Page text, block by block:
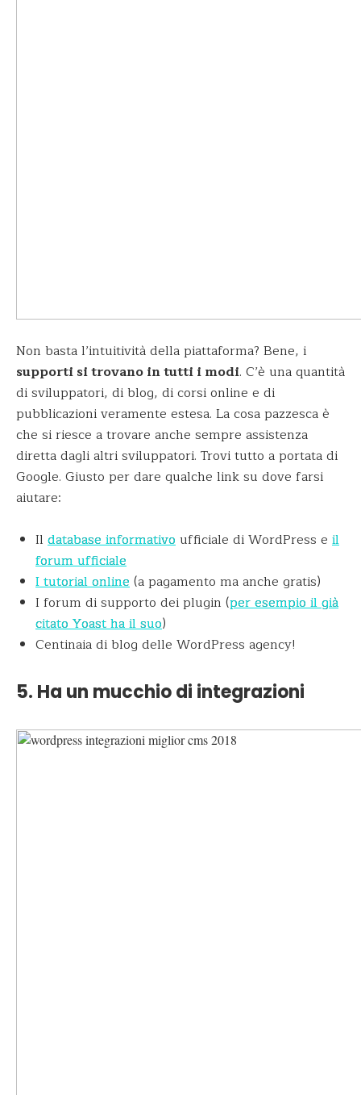
Non basta l’intuitività della piattaforma? Bene, i
supporti si trovano in tutti i modi. C’è una quantità
di sviluppatori, di blog, di corsi online e di
pubblicazioni veramente estesa. La cosa pazzesca è
che si riesce a trovare anche sempre assistenza
diretta dagli altri sviluppatori. Trovi tutto a portata di
Google. Giusto per dare qualche link su dove farsi
aiutare:
Il database informativoufficiale di WordPress e il
forum ufficiale
I tutorial online(a pagamento ma anche gratis)
I forum di supporto dei plugin (per esempio il già
citato Yoast ha il suo)
Centinaia di blog delle WordPress agency!
5. Ha un mucchio di integrazioni